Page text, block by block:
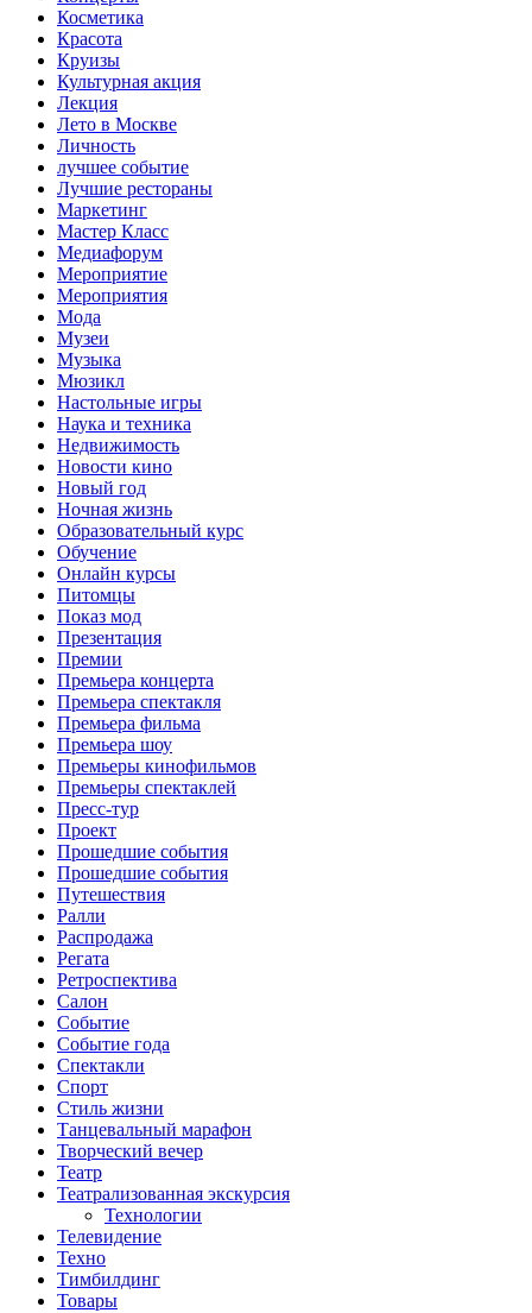
Косметика
Красота
Круизы
Культурная акция
Лекция
Лето в Москве
Личность
лучшее событие
Лучшие рестораны
Маркетинг
Мастер Класс
Медиафорум
Мероприятие
Мероприятия
Мода
Музеи
Музыка
Мюзикл
Настольные игры
Наука и техника
Недвижимость
Новости кино
Новый год
Ночная жизнь
Образовательный курс
Обучение
Онлайн курсы
Питомцы
Показ мод
Презентация
Премии
Премьера концерта
Премьера спектакля
Премьера фильма
Премьера шоу
Премьеры кинофильмов
Премьеры спектаклей
Пресс-тур
Проект
Прошедшие события
Прошедшие события
Путешествия
Ралли
Распродажа
Регата
Ретроспектива
Салон
Событие
Событие года
Спектакли
Спорт
Стиль жизни
Танцевальный марафон
Творческий вечер
Театр
Театрализованная экскурсия
Технологии
Телевидение
Техно
Тимбилдинг
Товары